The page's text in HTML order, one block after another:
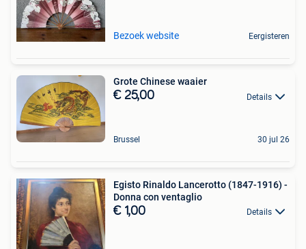
Bezoek website Eergisteren
Grote Chinese waaier
€ 25,00 Details
Brussel 30 jul 26
Egisto Rinaldo Lancerotto (1847-1916) -
Donna con ventaglio
€ 1,00 Details